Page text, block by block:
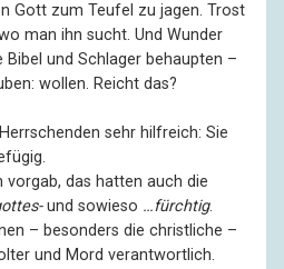
Gott zum Teufel zu jagen. Trost
man ihn sucht. Und Wunder
und Schlager behaupten –
wollen. Reicht das?
sehr hilfreich: Sie
vorgab, das hatten auch die
und sowieso …fürchtig.
– besonders die christliche –
und Mord verantwortlich.